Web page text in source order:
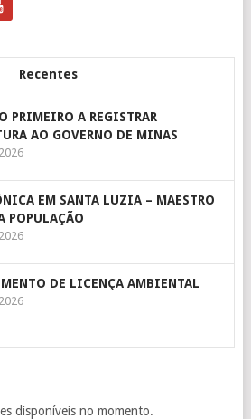
Recentes
PRIMEIRO A REGISTRAR
AO GOVERNO DE MINAS
EM SANTA LUZIA – MAESTRO
POPULAÇÃO
DE LICENÇA AMBIENTAL
disponíveis no momento.